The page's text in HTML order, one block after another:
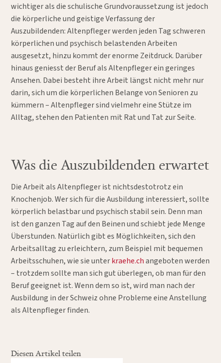
wichtiger als die schulische Grundvoraussetzung ist jedoch
die körperliche und geistige Verfassung der
Auszubildenden: Altenpfleger werden jeden Tag schweren
körperlichen und psychisch belastenden Arbeiten
ausgesetzt, hinzu kommt der enorme Zeitdruck. Darüber
hinaus geniesst der Beruf als Altenpfleger ein geringes
Ansehen. Dabei besteht ihre Arbeit längst nicht mehr nur
darin, sich um die körperlichen Belange von Senioren zu
kümmern – Altenpfleger sind vielmehr eine Stütze im
Alltag, stehen den Patienten mit Rat und Tat zur Seite.
Was die Auszubildenden erwartet
Die Arbeit als Altenpfleger ist nichtsdestotrotz ein
Knochenjob. Wer sich für die Ausbildung interessiert, sollte
körperlich belastbar und psychisch stabil sein. Denn man
ist den ganzen Tag auf den Beinen und schiebt jede Menge
Überstunden. Natürlich gibt es Möglichkeiten, sich den
Arbeitsalltag zu erleichtern, zum Beispiel mit bequemen
Arbeitsschuhen, wie sie unterkraehe.changeboten werden
– trotzdem sollte man sich gut überlegen, ob man für den
Beruf geeignet ist. Wenn dem so ist, wird man nach der
Ausbildung in der Schweiz ohne Probleme eine Anstellung
als Altenpfleger finden.
Diesen Artikel teilen